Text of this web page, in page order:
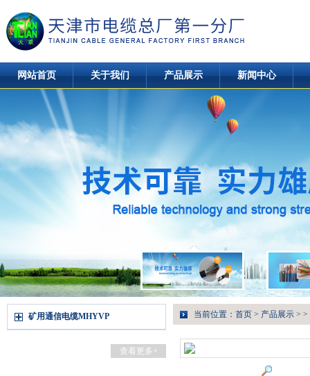
网站首页 关于我们 产品展示 新闻中心
矿用通信电缆MHYVP
查看更多+
当前位置： 首页 > 产品展示 > >